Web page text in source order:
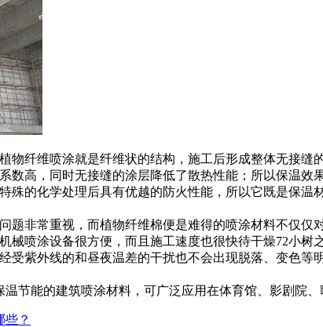
纤维喷涂就是纤维状的结构，施工后形成整体无接缝
高，同时无接缝的涂层降低了散热性能；所以保温效果
的化学处理后具有优越的防火性能，所以它既是保温材
非常重视，而植物纤维棉便是难得的喷涂材料不仅仅
喷涂设备很方便，而且施工速度也很快待干燥72小树之
紫外线的和昼夜温差的干扰也不会出现脱落、变色等明
能的建筑喷涂材料，可广泛应用在体育馆、影剧院、
些？